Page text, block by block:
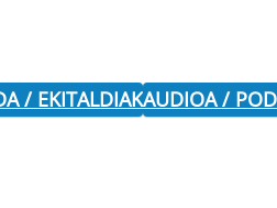
/ EKITALDIAKAUDIOA /